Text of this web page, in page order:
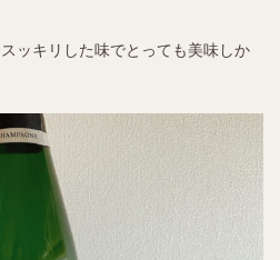
ッキリした味でとっても美味しか